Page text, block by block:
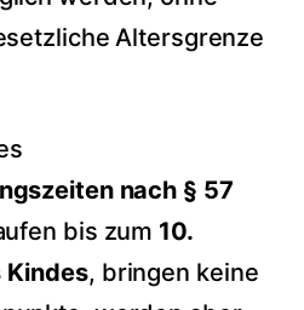
Altersgrenze
nach § 57
bis zum 10.
Kindes, bringen keine